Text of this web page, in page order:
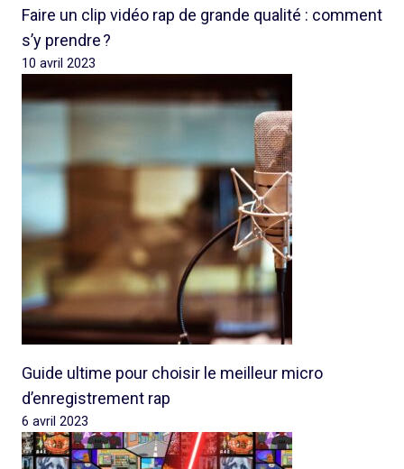
Faire un clip vidéo rap de grande qualité : comment
s’y prendre ?
10 avril 2023
Guide ultime pour choisir le meilleur micro
d’enregistrement rap
6 avril 2023